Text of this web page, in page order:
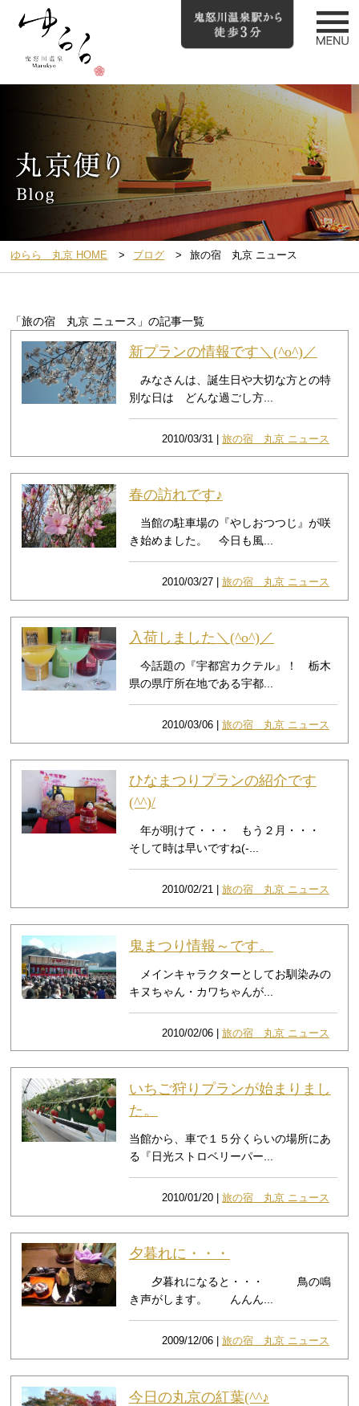
ゆらら 丸京 HOME ブログ 旅の宿 丸京 ニュース
「旅の宿 丸京 ニュース」の記事一覧
新プランの情報です＼(^o^)／
みなさんは、誕生日や大切な方との特
別な日は どんな過ごし方...
2010/03/31 |旅の宿 丸京 ニュース
春の訪れです♪
当館の駐車場の『やしおつつじ』が咲
き始めました。 今日も風...
2010/03/27 |旅の宿 丸京 ニュース
入荷しました＼(^o^)／
今話題の『宇都宮カクテル』！ 栃木
県の県庁所在地である宇都...
2010/03/06 |旅の宿 丸京 ニュース
ひなまつりプランの紹介です
(^^)/
年が明けて・・・ もう２月・・・
そして時は早いですね(-...
2010/02/21 |旅の宿 丸京 ニュース
鬼まつり情報～です。
メインキャラクターとしてお馴染みの
キヌちゃん・カワちゃんが...
2010/02/06 |旅の宿 丸京 ニュース
いちご狩りプランが始まりまし
た。
当館から、車で１５分くらいの場所にあ
る『日光ストロベリーパー...
2010/01/20 |旅の宿 丸京 ニュース
夕暮れに・・・
夕暮れになると・・・ 鳥の鳴
き声がします。 んんん...
2009/12/06 |旅の宿 丸京 ニュース
今日の丸京の紅葉(^^♪